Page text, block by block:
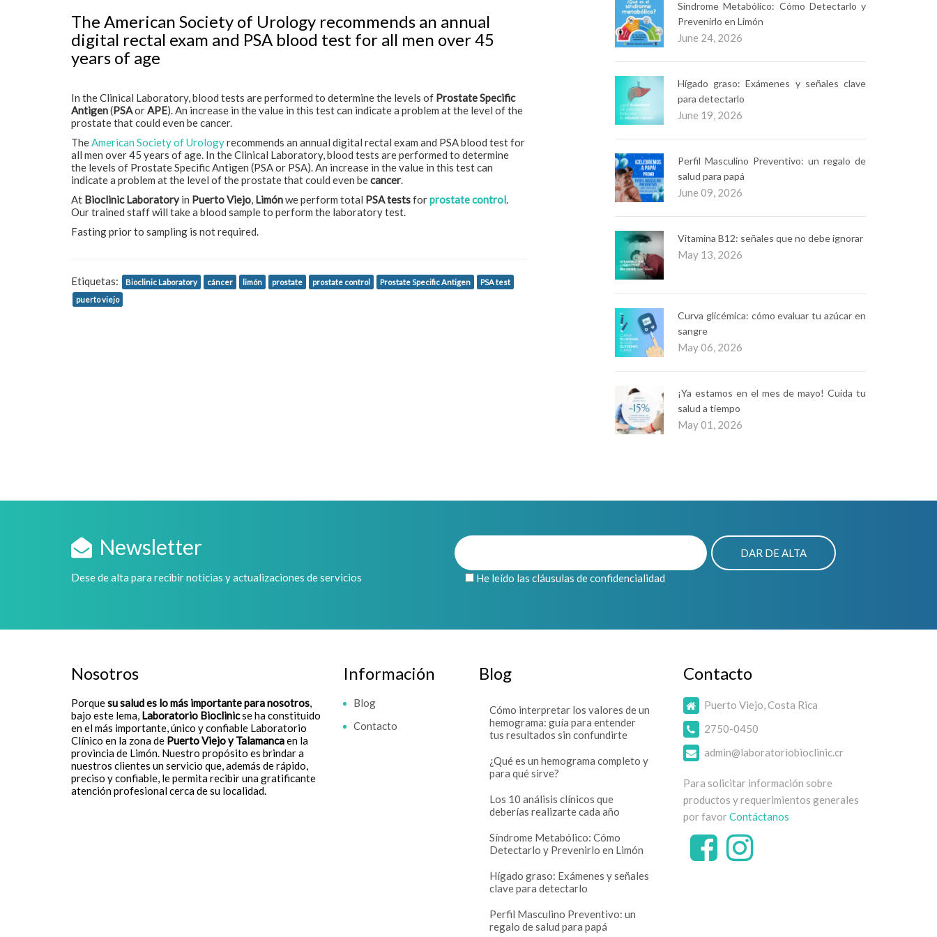
The American Society of Urology recommends an annual
digital rectal exam and PSA blood test for all men over 45
years of age
In the Clinical Laboratory, blood tests are performed to determine the levels of Prostate Specific
Antigen(PSAorAPE). An increase in the value in this test can indicate a problem at the level of the
prostate that could even be cancer.
TheAmerican Society of Urologyrecommends an annual digital rectal exam and PSA blood test for
all men over 45 years of age. In the Clinical Laboratory, blood tests are performed to determine
the levels of Prostate Specific Antigen (PSA or PSA). An increase in the value in this test can
indicate a problem at the level of the prostate that could even becancer.
At Bioclinic Laboratoryin Puerto Viejo, Limónwe perform total PSA testsforprostate control.
Our trained staff will take a blood sample to perform the laboratory test.
Fasting prior to sampling is not required.
Etiquetas: Bioclinic Laboratory cáncer limón prostate prostate control Prostate Specific Antigen
PSA test
puerto viejo
Síndrome Metabólico: Cómo Detectarlo y
Prevenirlo en Limón
June 24, 2026
Hígado graso: Exámenes y señales clave
para detectarlo
June 19, 2026
Perfil Masculino Preventivo: un regalo de
salud para papá
June 09, 2026
Vitamina B12: señales que no debe ignorar
May 13, 2026
Curva glicémica: cómo evaluar tu azúcar en
sangre
May 06, 2026
¡Ya estamos en el mes de mayo! Cuida tu
salud a tiempo
May 01, 2026
Newsletter
Dese de alta para recibir noticias y actualizaciones de servicios He leído las cláusulas de confidencialidad
Nosotros
Porquesu salud es lo más importante para nosotros,
bajo este lema, Laboratorio Bioclinicse ha constituido
en el más importante, único y confiable Laboratorio
Clínico en la zona de Puerto Viejo y Talamancaen la
provincia de Limón. Nuestro propósito es brindar a
nuestros clientes un servicio que, además de rápido,
preciso y confiable, le permita recibir una gratificante
atención profesional cerca de su localidad.
Información
Blog
Contacto
Blog
Cómo interpretar los valores de un
hemograma: guía para entender
tus resultados sin confundirte
¿Qué es un hemograma completo y
para qué sirve?
Los 10 análisis clínicos que
deberías realizarte cada año
Síndrome Metabólico: Cómo
Detectarlo y Prevenirlo en Limón
Hígado graso: Exámenes y señales
clave para detectarlo
Perfil Masculino Preventivo: un
regalo de salud para papá
Contacto
Puerto Viejo, Costa Rica
2750-0450
admin@laboratoriobioclinic.cr
Para solicitar información sobre
productos y requerimientos generales
por favorContáctanos